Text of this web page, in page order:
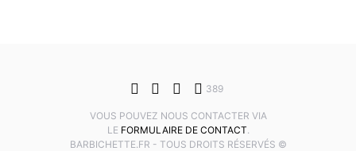
389
VOUS POUVEZ NOUS CONTACTER VIA
LE FORMULAIRE DE CONTACT.
BARBICHETTE.FR - TOUS DROITS RÉSERVÉS ©